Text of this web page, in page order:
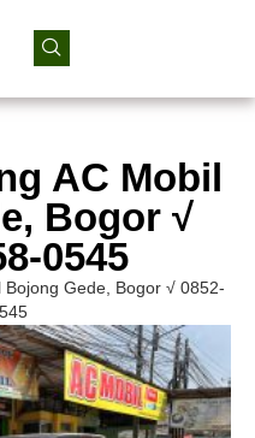
AC Mobil
Bogor √
0545
Gede, Bogor √ 0852-